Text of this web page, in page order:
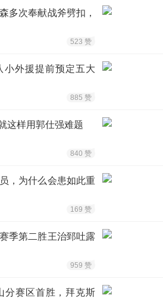
多次奉献战斧劈扣，
523 赞
小外援提前预定五大
885 赞
这样用郭仕强难题
840 赞
，为什么会患如此重
169 赞
季第二胜王治郅吐露
959 赞
分赛区首胜，拜克斯